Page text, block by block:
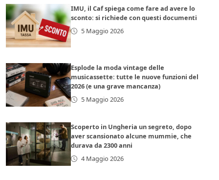
IMU, il Caf spiega come fare ad avere lo
sconto: si richiede con questi documenti
5 Maggio 2026
Esplode la moda vintage delle
musicassette: tutte le nuove funzioni del
2026 (e una grave mancanza)
5 Maggio 2026
Scoperto in Ungheria un segreto, dopo
aver scansionato alcune mummie, che
durava da 2300 anni
4 Maggio 2026